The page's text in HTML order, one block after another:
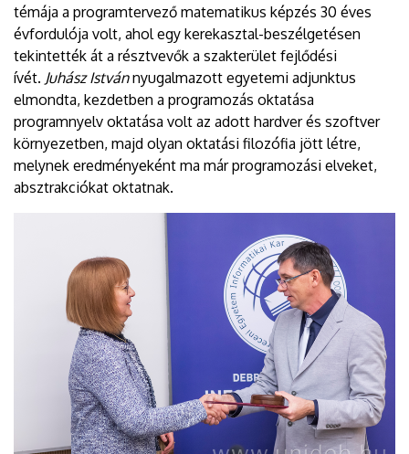
témája a programtervező matematikus képzés 30 éves
évfordulója volt, ahol egy kerekasztal-beszélgetésen
tekintették át a résztvevők a szakterület fejlődési
ívét. Juhász Istvánnyugalmazott egyetemi adjunktus
elmondta, kezdetben a programozás oktatása
programnyelv oktatása volt az adott hardver és szoftver
környezetben, majd olyan oktatási filozófia jött létre,
melynek eredményeként ma már programozási elveket,
absztrakciókat oktatnak.